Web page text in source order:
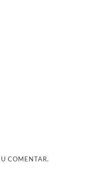
COMENTAR.